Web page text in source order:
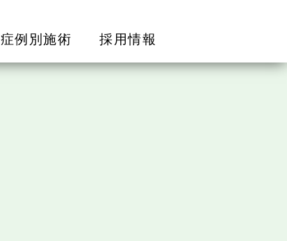
症例別施術 採用情報